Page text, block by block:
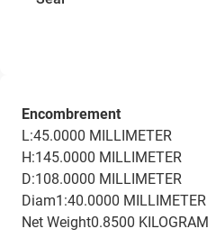
Encombrement
L:45.0000 MILLIMETER
H:145.0000 MILLIMETER
D:108.0000 MILLIMETER
Diam1:40.0000 MILLIMETER
Net Weight0.8500 KILOGRAM